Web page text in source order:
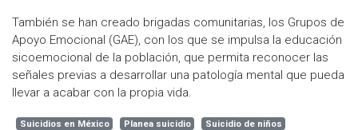
También se han creado brigadas comunitarias, los Grupos de
Apoyo Emocional (GAE), con los que se impulsa la educación
sicoemocional de la población, que permita reconocer las
señales previas a desarrollar una patología mental que pueda
llevar a acabar con la propia vida.
Suicidios en México Planea suicidio
Suicidio de niños